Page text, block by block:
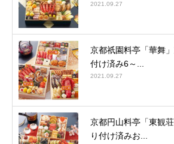
2021.09.27
京都祇園料亭「華舞
付け済み6～...
2021.09.27
京都円山料亭「東観
り付け済みお...